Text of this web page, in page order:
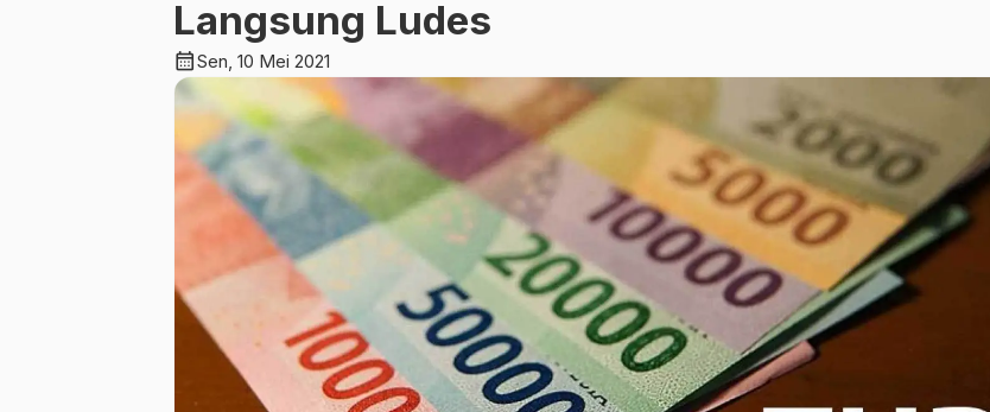
Langsung Ludes
calendar_monthSen, 10 Mei 2021